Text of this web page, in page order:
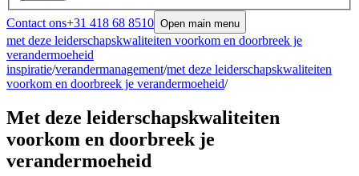
Contact ons+31 418 68 8510 Open main menu
met deze leiderschapskwaliteiten voorkom en doorbreek je
verandermoeheid
inspiratie/verandermanagement/met deze leiderschapskwaliteiten
voorkom en doorbreek je verandermoeheid/
Met deze leiderschapskwaliteiten
voorkom en doorbreek je
verandermoeheid